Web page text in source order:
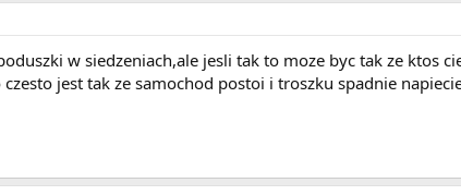
w siedzeniach,ale jesli tak to moze byc tak ze ktos
jest tak ze samochod postoi i troszku spadnie